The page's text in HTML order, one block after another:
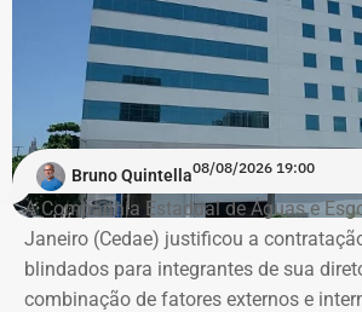
A participação das viagens
cresceu. Elas representavam 9,4% dos
2022 e passaram a responder por
em 2025 e 19,4% no acumulado de
Os dadosforam extraídos do Portal da
do Sistema de Execução Orçamentária
Estado do Rio de Janeiro (SIAFE-RJ)
Bruno Quintella08/08/2026 19:00
A Companhia Estadual de Águas e
Janeiro (Cedae) justificou a
blindados para integrantes de sua
combinação de fatores externos e